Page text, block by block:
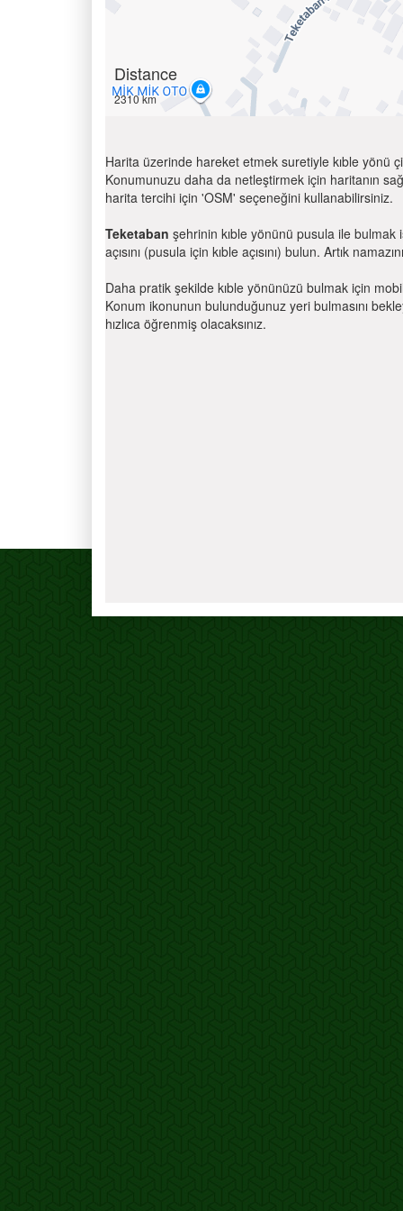
Distance
2310 km
Harita üzerinde hareket etmek suretiyle kıble yönü
Konumunuzu daha da netleştirmek için haritanın
harita tercihi için 'OSM' seçeneğini kullanabilirsiniz.
Teketaban şehrinin kıble yönünü pusula ile
açısını (pusula için kıble açısını) bulun. Artık
Daha pratik şekilde kıble yönünüzü bulmak için
Konum ikonunun bulunduğunuz yeri bulmasını
hızlıca öğrenmiş olacaksınız.